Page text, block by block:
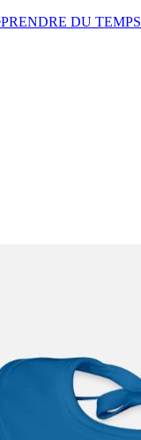
PRENDRE DU TEMPS